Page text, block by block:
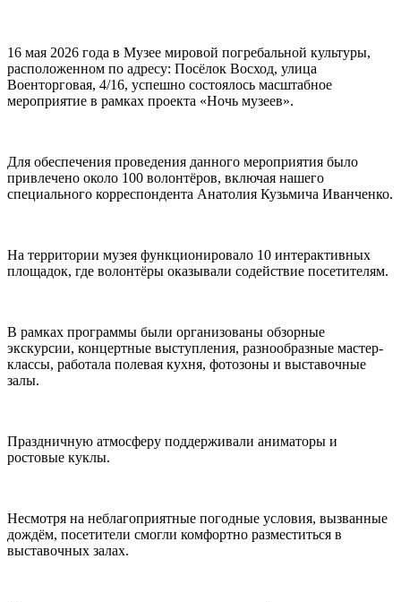
16 мая 2026 года в Музее мировой погребальной культуры,
расположенном по адресу: Посёлок Восход, улица
Военторговая, 4/16, успешно состоялось масштабное
мероприятие в рамках проекта «Ночь музеев».
Для обеспечения проведения данного мероприятия было
привлечено около 100 волонтёров, включая нашего
специального корреспондента Анатолия Кузьмича Иванченко.
На территории музея функционировало 10 интерактивных
площадок, где волонтёры оказывали содействие посетителям.
В рамках программы были организованы обзорные
экскурсии, концертные выступления, разнообразные мастер-
классы, работала полевая кухня, фотозоны и выставочные
залы.
Праздничную атмосферу поддерживали аниматоры и
ростовые куклы.
Несмотря на неблагоприятные погодные условия, вызванные
дождём, посетители смогли комфортно разместиться в
выставочных залах.